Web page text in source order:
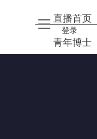
直播首页
青年博士
登录